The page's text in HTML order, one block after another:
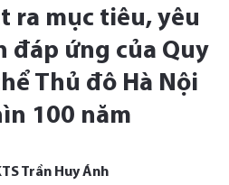
ra mục tiêu, yêu
đáp ứng của Quy
Thủ đô Hà Nội
100 năm
Trần Huy Ánh